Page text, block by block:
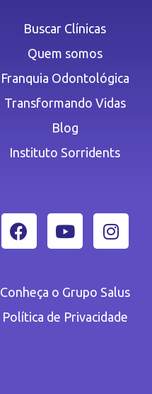
Buscar Clínicas
Quem somos
Franquia Odontológica
Transformando Vidas
Blog
Instituto Sorridents
Conheça o Grupo Salus
Política de Privacidade